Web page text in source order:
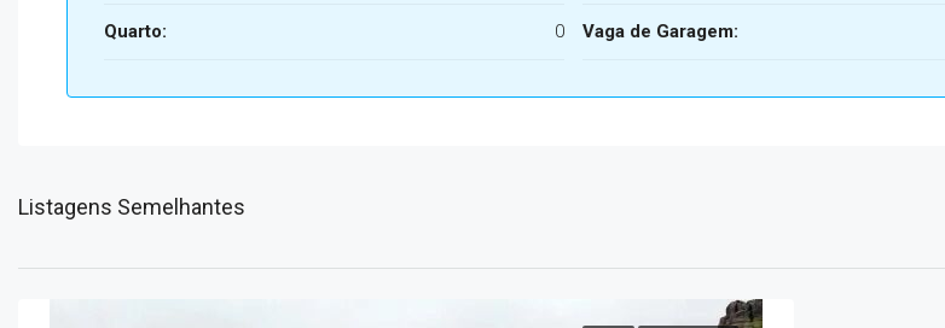
Quarto: 0 Vaga de Garagem:
Listagens Semelhantes